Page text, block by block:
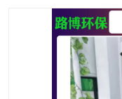
水质检测仪
恒温恒湿称重系统
实验室仪器